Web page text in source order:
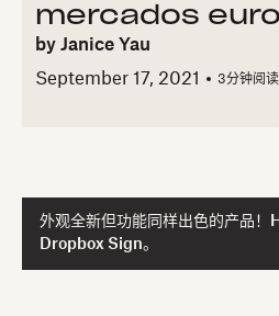
mercados
by Janice Yau
September 17, 2021
3分钟阅读
外观全新但功能同样出色的产品！
Dropbox Sign。